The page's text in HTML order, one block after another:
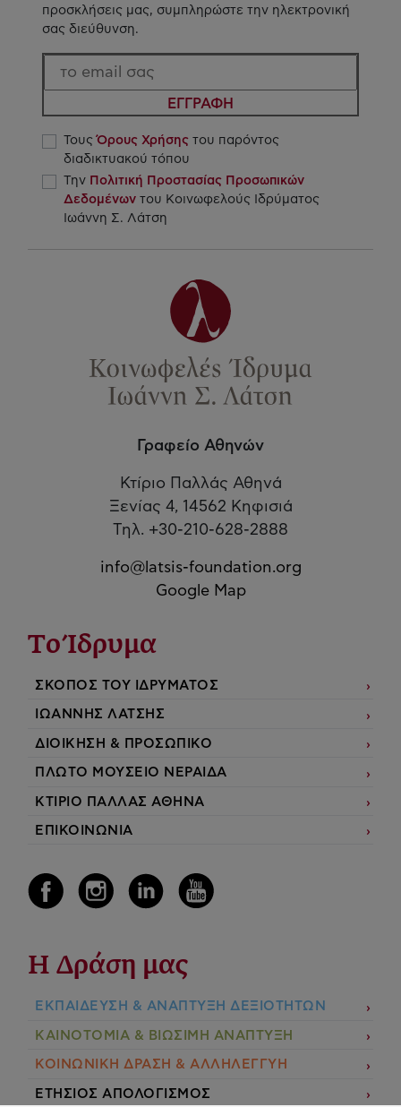
προσκλήσεις μας, συμπληρώστε την ηλεκτρονική
σας διεύθυνση.
ΕΓΓΡΑΦΗ
ΤουςΌρους Χρήσης του παρόντος
διαδικτυακού τόπου
Την Πολιτική Προστασίας Προσωπικών
Δεδομένων του Κοινωφελούς Ιδρύματος
Ιωάννη Σ. Λάτση
Γραφείο Αθηνών
Κτίριο Παλλάς Αθηνά
Ξενίας 4, 14562 Κηφισιά
Τηλ. +30-210-628-2888
info@latsis-foundation.org
Google Map
Το Ίδρυμα
ΣΚΟΠΟΣ ΤΟΥ ΙΔΡΥΜΑΤΟΣ
ΙΩΑΝΝΗΣ ΛΑΤΣΗΣ
ΔΙΟΙΚΗΣΗ & ΠΡΟΣΩΠΙΚΟ
ΠΛΩΤΟ ΜΟΥΣΕΙΟ ΝΕΡΑΙΔΑ
ΚΤΙΡΙΟ ΠΑΛΛΑΣ ΑΘΗΝΑ
ΕΠΙΚΟΙΝΩΝΙΑ
Η Δράση μας
ΕΚΠΑIΔΕΥΣΗ & ΑΝΑΠΤΥΞΗ ΔΕΞΙΟΤΗΤΩΝ
ΚΑΙΝΟΤΟΜΙΑ & ΒΙΩΣΙΜΗ ΑΝΑΠΤΥΞΗ
ΚΟΙΝΩΝΙΚΗ ΔΡΑΣΗ & ΑΛΛΗΛΕΓΓΥΗ
ΕΤΗΣΙΟΣ ΑΠΟΛΟΓΙΣΜΟΣ